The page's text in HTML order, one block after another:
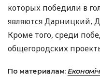
которых победили в
являются Дарницкий,
Кроме того, среди
общегородских
По материалам: